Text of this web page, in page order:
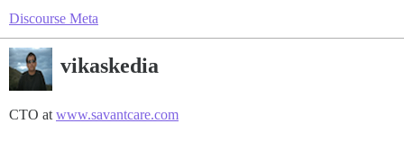
Discourse Meta
vikaskedia
CTO at www.savantcare.com